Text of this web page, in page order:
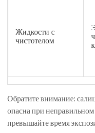
Жидкости с
чистотелом
Обратите внимание:
опасна при
превышайте время